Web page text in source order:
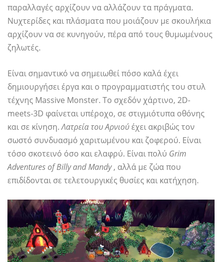
παραλλαγές αρχίζουν να αλλάζουν τα πράγματα.
Νυχτερίδες και πλάσματα που μοιάζουν με σκουλήκια
αρχίζουν να σε κυνηγούν, πέρα ​​από τους θυμωμένους
ζηλωτές.
Είναι σημαντικό να σημειωθεί πόσο καλά έχει
δημιουργήσει έργα και ο προγραμματιστής του στυλ
τέχνης Massive Monster. Το σχεδόν χάρτινο, 2D-
meets-3D φαίνεται υπέροχο, σε στιγμιότυπα οθόνης
και σε κίνηση.Λατρεία του Αρνιούέχει ακριβώς τον
σωστό συνδυασμό χαριτωμένου και ζοφερού. Είναι
τόσο σκοτεινό όσο και ελαφρύ. Είναι πολύ Grim
Adventures of Billy and Mandy, αλλά με ζώα που
επιδίδονται σε τελετουργικές θυσίες και κατήχηση.